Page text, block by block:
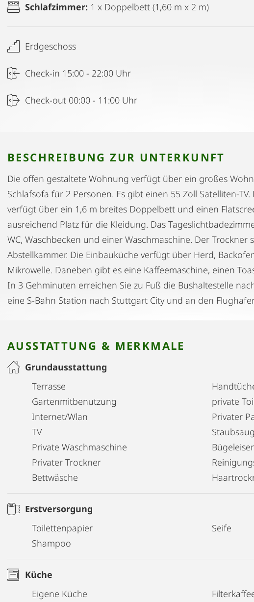
Schlafzimmer: 1 x Doppelbett (1,60 m x 2 m)
Erdgeschoss
Check-in 15:00 - 22:00 Uhr
Check-out 00:00 - 11:00 Uhr
BESCHREIBUNG ZUR UNTERKUNFT
Die offen gestaltete Wohnung verfügt über ein großes
Schlafsofa für 2 Personen. Es gibt einen 55 Zoll Satelliten-
verfügt über ein 1,6 m breites Doppelbett und einen
ausreichend Platz für die Kleidung. Das
WC, Waschbecken und einer Waschmaschine. Der Trockner
Abstellkammer. Die Einbauküche verfügt über Herd,
Mikrowelle. Daneben gibt es eine Kaffeemaschine, einen
In 3 Gehminuten erreichen Sie zu Fuß die Bushaltestelle
eine S-Bahn Station nach Stuttgart City und an den
AUSSTATTUNG & MERKMALE
Grundausstattung
Terrasse
Gartenmitbenutzung
Internet/Wlan
TV
Private Waschmaschine
Privater Trockner
Bettwäsche
private
Privater
Erstversorgung
Toilettenpapier
Shampoo
Seife
Küche
Eigene Küche